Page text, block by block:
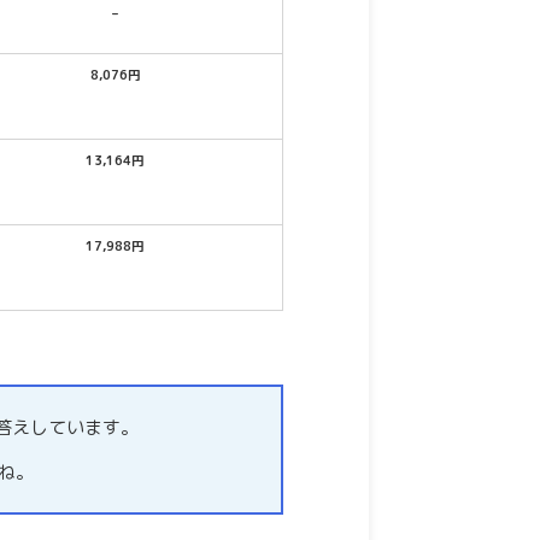
–
8,076円
13,164円
17,988円
しています。
。